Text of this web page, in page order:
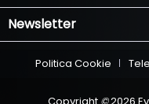
Newsletter
Politica Cookie